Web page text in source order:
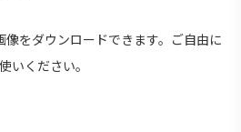
をダウンロードできます。ご自由に
いください。